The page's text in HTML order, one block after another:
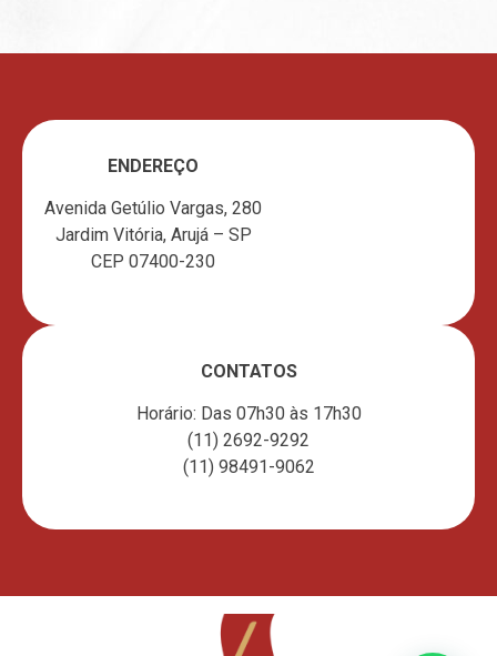
ENDEREÇO
Avenida Getúlio Vargas, 280
Jardim Vitória, Arujá – SP
CEP 07400-230
CONTATOS
Horário: Das 07h30 às 17h30
(11) 2692-9292
(11) 98491-9062